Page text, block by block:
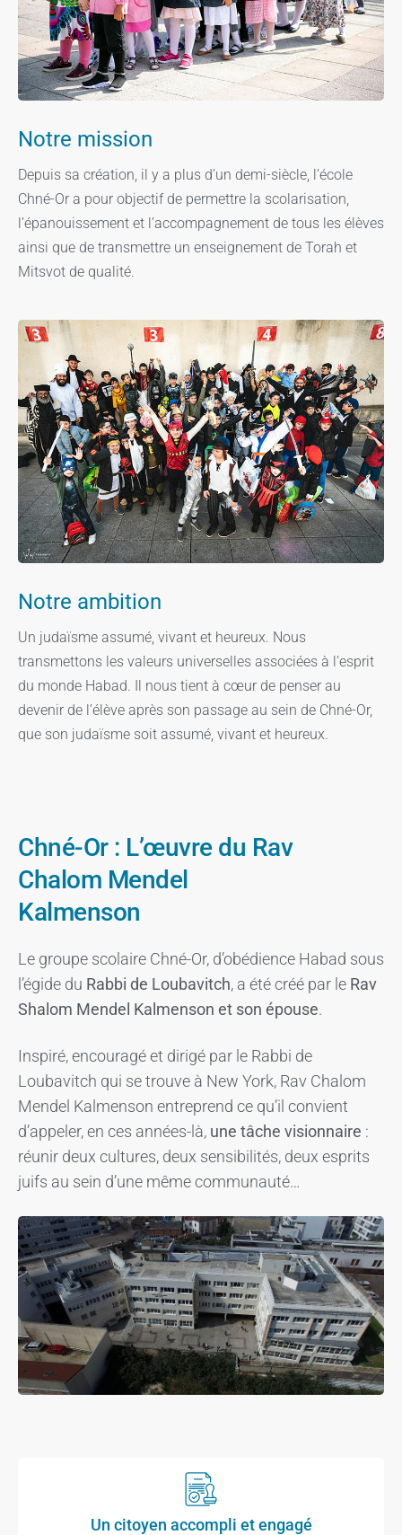
Notre mission
Depuis sa création, il y a plus d’un demi-siècle, l’école
Chné-Or a pour objectif de permettre la scolarisation,
l’épanouissement et l’accompagnement de tous les élèves
ainsi que de transmettre un enseignement de Torah et
Mitsvot de qualité.
Notre ambition
Un judaïsme assumé, vivant et heureux. Nous
transmettons les valeurs universelles associées à l’esprit
du monde Habad. Il nous tient à cœur de penser au
devenir de l’élève après son passage au sein de Chné-Or,
que son judaïsme soit assumé, vivant et heureux.
Chné-Or : L’œuvre du Rav
Chalom Mendel
Kalmenson
Le groupe scolaire Chné-Or, d’obédience Habad sous
l’égide du Rabbi de Loubavitch, a été créé par le Rav
Shalom Mendel Kalmenson et son épouse.
Inspiré, encouragé et dirigé par le Rabbi de
Loubavitch qui se trouve à New York, Rav Chalom
Mendel Kalmenson entreprend ce qu’il convient
d’appeler, en ces années-là, une tâche visionnaire :
réunir deux cultures, deux sensibilités, deux esprits
juifs au sein d’une même communauté…
Un citoyen accompli et engagé